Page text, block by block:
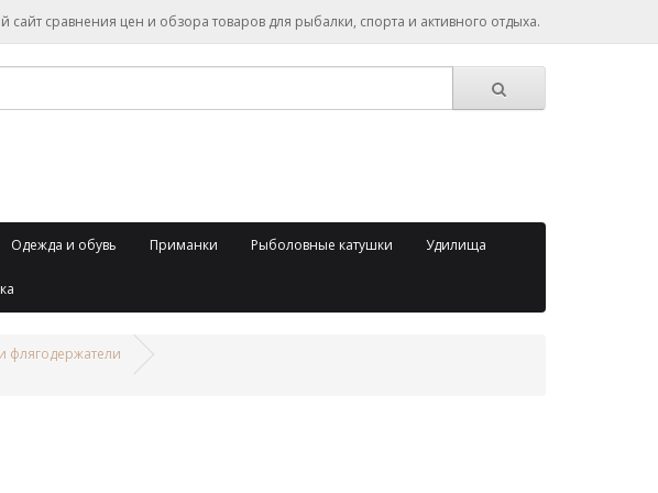
сравнения цен и обзора товаров для рыбалки, спорта и активного отдыха.
Одежда и обувь Приманки Рыболовные катушки Удилища
флягодержатели